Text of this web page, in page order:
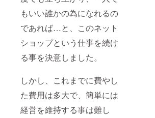
もいい誰かの為になれるの
であれば…と、このネット
ショップという仕事を続け
る事を決意しました。
しかし、これまでに費やし
た費用は多大で、簡単には
経営を維持する事は難し